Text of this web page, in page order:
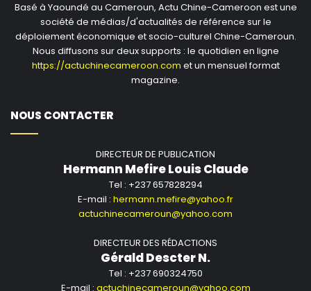
Basé à Yaoundé au Cameroun, Actu Chine-Cameroon est une
société de médias/d'actualités de référence sur le
déploiement économique et socio-culturel Chine-Cameroun.
Nous diffusons sur deux supports : le quotidien en ligne
https://actuchinecameroon.com et un mensuel format
magazine.
NOUS CONTACTER
DIRECTEUR DE PUBLICATION
Hermann Mefire Louis Claude
Tel : +237 657828294
E-mail : hermann.mefire@yahoo.fr
actuchinecameroun@yahoo.com
DIRECTEUR DES RÉDACTIONS
Gérald Descter N.
Tel : +237 690324750
E-mail : actuchinecameroun@yahoo.com